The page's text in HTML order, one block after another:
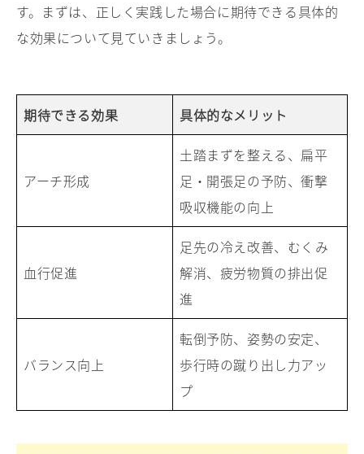
す。まずは、正しく実践した場合に期待できる具体的
な効果について見ていきましょう。
期待できる効果 具体的なメリット
アーチ形成
土踏まずを整える、扁平
足・開張足の予防、衝撃
吸収機能の向上
血行促進
足先の冷え改善、むくみ
解消、疲労物質の排出促
進
バランス向上
転倒予防、姿勢の安定、
歩行時の蹴り出し力アッ
プ